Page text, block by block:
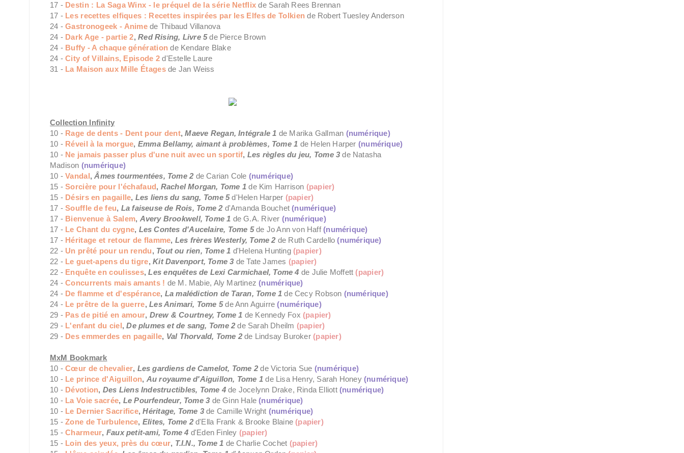
17 - Destin : La Saga Winx - le préquel de la série Netflix de Sarah Rees Brennan
17 - Les recettes elfiques : Recettes inspirées par les Elfes de Tolkien de Robert Tuesley Anderson
24 -Gastronogeek - Anime de Thibaud Villanova
24 - Dark Age - partie 2,Red Rising, Livre 5de Pierce Brown
24 - Buffy - A chaque génération de Kendare Blake
24 -City of Villains, Episode 2 d'Estelle Laure
31 - La Maison aux Mille Étagesde Jan Weiss
Collection Infinity
10 - Rage de dents - Dent pour dent,Maeve Regan, Intégrale 1 de Marika Gallman (numérique)
10 - Réveil à la morgue, Emma Bellamy, aimant à problèmes, Tome 1 de Helen Harper (numérique)
10 - Ne jamais passer plus d'une nuit avec un sportif, Les règles du jeu, Tome 3de Natasha
Madison (numérique)
10 -Vandal,Âmes tourmentées, Tome 2 de Carian Cole (numérique)
15 -Sorcière pour l'échafaud, Rachel Morgan, Tome 1de Kim Harrison (papier)
15 - Désirs en pagaille, Les liens du sang, Tome 5d'Helen Harper (papier)
17 -Souffle de feu, La faiseuse de Rois, Tome 2 d'Amanda Bouchet(numérique)
17 - Bienvenue à Salem, Avery Brookwell, Tome 1 de G.A. River (numérique)
17 - Le Chant du cygne, Les Contes d'Aucelaire, Tome 5de Jo Ann von Haff(numérique)
17 - Héritage et retour de flamme, Les frères Westerly, Tome 2 de Ruth Cardello(numérique)
22 - Un prêté pour un rendu, Tout ou rien, Tome 1 d'Helena Hunting (papier)
22 - Le guet-apens du tigre,Kit Davenport, Tome 3 de Tate James (papier)
22 - Enquête en coulisses,Les enquêtes de Lexi Carmichael, Tome 4 de Julie Moffett (papier)
24 -Concurrents mais amants ! de M. Mabie, Aly Martinez(numérique)
24 - De flamme et d'espérance, La malédiction de Taran, Tome 1de Cecy Robson (numérique)
24 - Le prêtre de la guerre,Les Animari, Tome 5 de Ann Aguirre(numérique)
29 - Pas de pitié en amour, Drew & Courtney, Tome 1 de Kennedy Fox (papier)
29 - L'enfant du ciel,De plumes et de sang, Tome 2 de Sarah Dheilm (papier)
29 - Des emmerdes en pagaille, Val Thorvald, Tome 2de Lindsay Buroker (papier)
MxM Bookmark
10 -Cœur de chevalier, Les gardiens de Camelot, Tome 2 de Victoria Sue (numérique)
10 - Le prince d'Aiguillon, Au royaume d'Aiguillon, Tome 1 de Lisa Henry, Sarah Honey (numérique)
10 - Dévotion, Des Liens Indestructibles, Tome 4de Jocelynn Drake, Rinda Elliott (numérique)
10 - La Voie sacrée, Le Pourfendeur, Tome 3 de Ginn Hale(numérique)
10 - Le Dernier Sacrifice,Héritage, Tome 3de Camille Wright (numérique)
15 -Zone de Turbulence, Elites, Tome 2d'Ella Frank & Brooke Blaine (papier)
15 -Charmeur, Faux petit-ami, Tome 4 d'Eden Finley (papier)
15 - Loin des yeux, près du cœur, T.I.N., Tome 1 de Charlie Cochet (papier)